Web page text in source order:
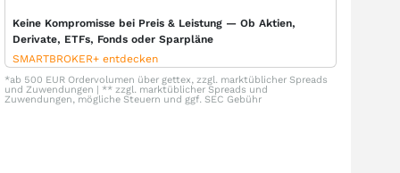
Keine Kompromisse bei Preis & Leistung — Ob Aktien,
Derivate, ETFs, Fonds oder Sparpläne
SMARTBROKER+ entdecken
*ab 500 EUR Ordervolumen über gettex, zzgl. marktüblicher Spreads
und Zuwendungen | ** zzgl. marktüblicher Spreads und
Zuwendungen, mögliche Steuern und ggf. SEC Gebühr